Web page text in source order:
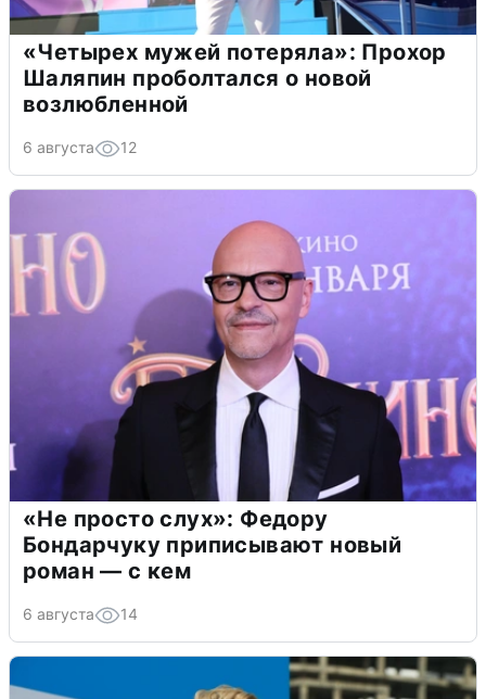
«Четырех мужей потеряла»: Прохор
Шаляпин проболтался о новой
возлюбленной
6 августа 12
«Не просто слух»: Федору
Бондарчуку приписывают новый
роман — с кем
6 августа 14